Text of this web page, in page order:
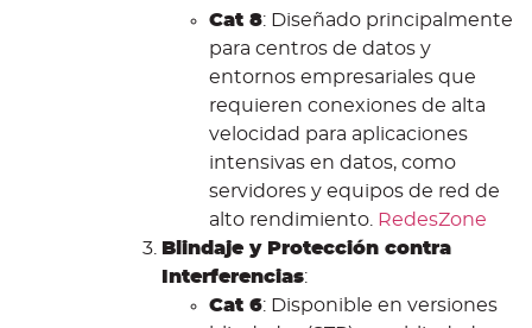
Cat 8: Diseñado principalmente
para centros de datos y
entornos empresariales que
requieren conexiones de alta
velocidad para aplicaciones
intensivas en datos, como
servidores y equipos de red de
alto rendimiento.
RedesZone
Blindaje y Protección contra
Interferencias:
Cat 6: Disponible en versiones